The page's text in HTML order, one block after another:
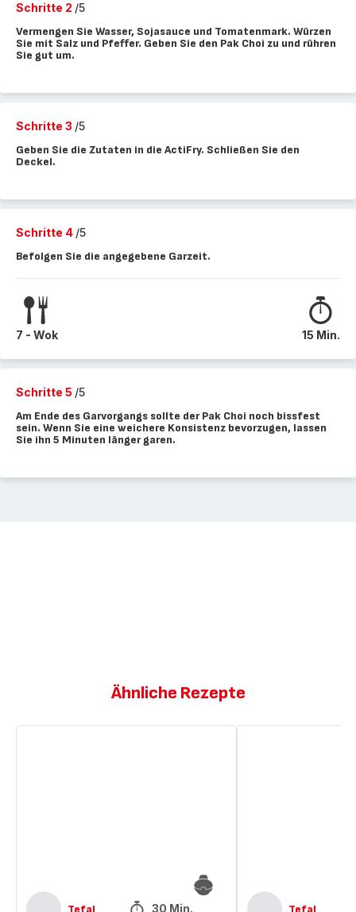
Schritte 2 /5
Vermengen Sie Wasser, Sojasauce und Tomatenmark. Würzen
Sie mit Salz und Pfeffer. Geben Sie den Pak Choi zu und rühren
Sie gut um.
Schritte 3 /5
Geben Sie die Zutaten in die ActiFry. Schließen Sie den
Deckel.
Schritte 4 /5
Befolgen Sie die angegebene Garzeit.
7 - Wok 15 Min.
Schritte 5 /5
Am Ende des Garvorgangs sollte der Pak Choi noch bissfest
sein. Wenn Sie eine weichere Konsistenz bevorzugen, lassen
Sie ihn 5 Minuten länger garen.
Ähnliche Rezepte
Tefal 30 Min. Tefal